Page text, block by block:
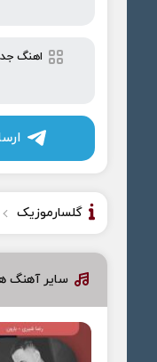
اهنگ
گلسارموزیک
سایر آهنگ